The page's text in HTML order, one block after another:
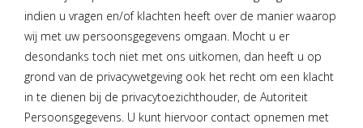
indien u vragen en/of klachten heeft over de manier waarop
wij met uw persoonsgegevens omgaan. Mocht u er
desondanks toch niet met ons uitkomen, dan heeft u op
grond van de privacywetgeving ook het recht om een klacht
in te dienen bij de privacytoezichthouder, de Autoriteit
Persoonsgegevens. U kunt hiervoor contact opnemen met